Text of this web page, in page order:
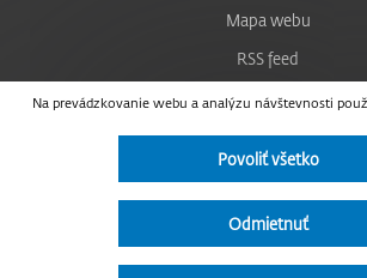
Na prevádzkovanie webu a analýzu návštevnosti
Povoliť všetko
Odmietnuť
Mapa webu
RSS feed
Nastavenie cookies
Facebook
Instagram
Vyhlásenie o prístupnosti